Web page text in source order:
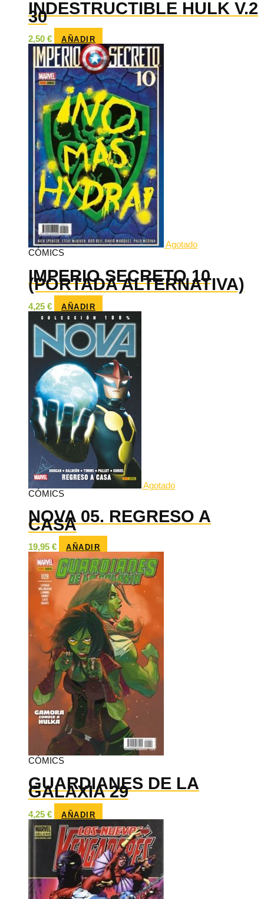
INDESTRUCTIBLE HULK V.2
30
2,50 € AÑADIR
Agotado
CÓMICS
IMPERIO SECRETO 10
(PORTADA ALTERNATIVA)
4,25 € AÑADIR
Agotado
CÓMICS
NOVA 05. REGRESO A
CASA
19,95 € AÑADIR
CÓMICS
GUARDIANES DE LA
GALAXIA 29
4,25 € AÑADIR